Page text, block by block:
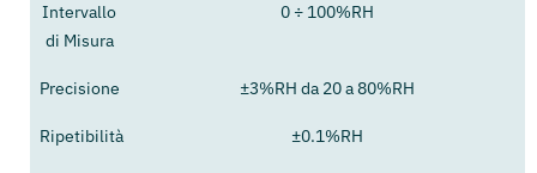
Intervallo
di Misura
0 ÷ 100%RH
Precisione ±3%RH da 20 a 80%RH
Ripetibilità ±0.1%RH